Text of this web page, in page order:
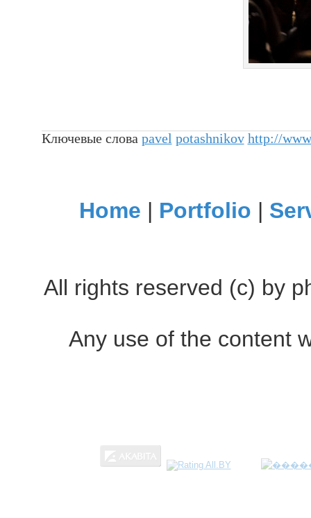
Ключевые слова pavel potashnikov http://
Home | Portfolio |
All rights reserved (c) by
Any use of the content